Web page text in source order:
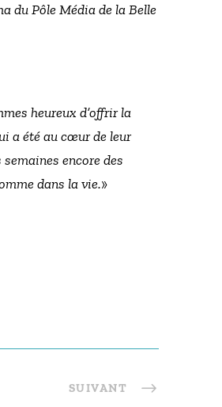
du Pôle Média de la Belle
heureux d’offrir la
a été au cœur de leur
encore des
dans la vie.»
SUIVANT